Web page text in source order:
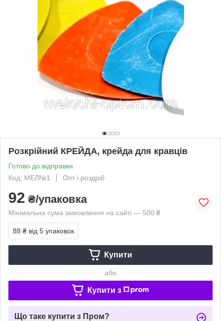
Розкрійний КРЕЙДА, крейда для кравців
Готово до відправки
Код: МЕЛ№1
Опт і роздріб
92 ₴/упаковка
Мінімальна сума замовлення на сайті — 500 ₴
88 ₴ від 5 упаковок
Купити
або
Купити з
Що таке купити з Пром?